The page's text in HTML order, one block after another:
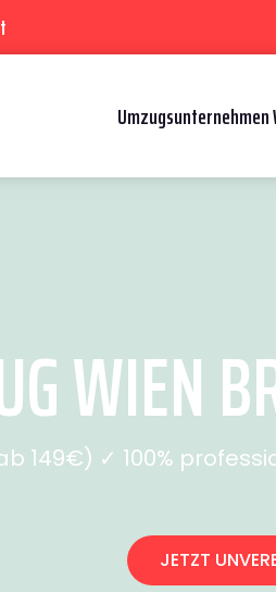
Umzugsunternehmen
WIEN
149€) ✓ 100%
JETZT